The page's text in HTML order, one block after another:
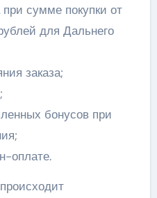
при сумме покупки от
для Дальнего
заказа;
бонусов при
оплате.